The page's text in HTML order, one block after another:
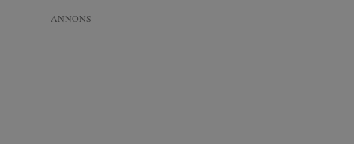
ANNONS